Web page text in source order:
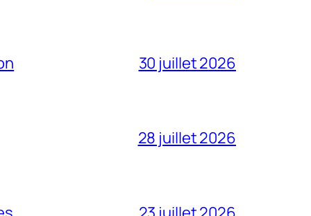
30 juillet 2026
28 juillet 2026